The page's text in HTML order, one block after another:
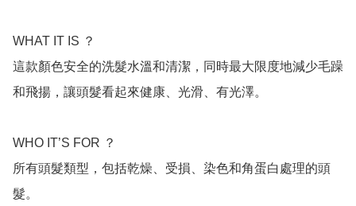
WHAT IT IS ？
這款顏色安全的洗髮水溫和清潔，同時最大限度地減少毛躁
和飛揚，讓頭髮看起來健康、光滑、有光澤。
WHO IT’S FOR ？
所有頭髮類型，包括乾燥、受損、染色和角蛋白處理的頭
髮。